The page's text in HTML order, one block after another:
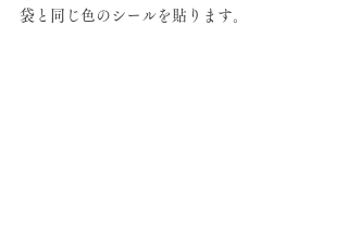
袋と同じ色のシールを貼ります。